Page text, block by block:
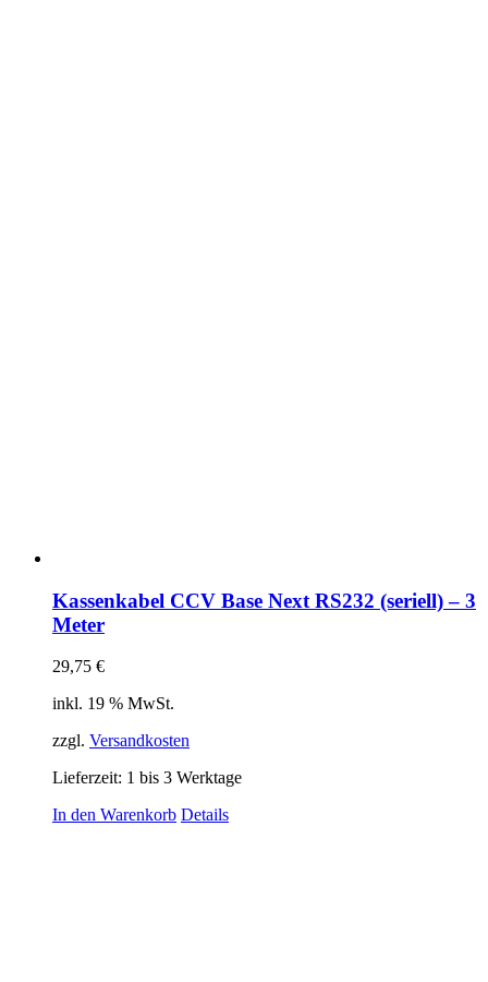
Kassenkabel CCV Base Next RS232 (seriell) – 3
Meter
29,75 €
inkl. 19 % MwSt.
zzgl. Versandkosten
Lieferzeit: 1 bis 3 Werktage
In den Warenkorb Details